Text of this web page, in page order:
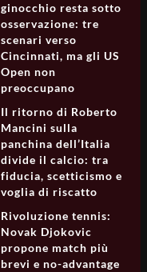
ginocchio resta sotto
osservazione: tre
scenari verso
Cincinnati, ma gli US
Open non
preoccupano
Il ritorno di Roberto
Mancini sulla
panchina dell’Italia
divide il calcio: tra
fiducia, scetticismo e
voglia di riscatto
Rivoluzione tennis:
Novak Djokovic
propone match più
brevi e no-advantage